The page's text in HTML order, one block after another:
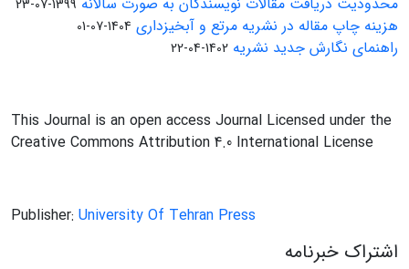
1399-07-23
هزینه چاپ مقاله در نشریه مرتع و آبخیزداری 1404-07-01
راهنمای نگارش جدید نشریه 1402-04-22
This Journal is an open access Journal Licensed under the
Creative Commons Attribution 4.0 International License
Publisher: University Of Tehran Press
اشتراک خبرنامه